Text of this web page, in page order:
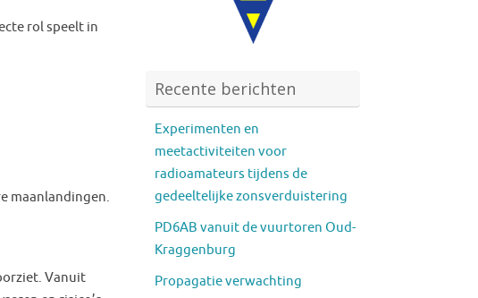
rol speelt in
maanlandingen.
Vanuit
Recente berichten
Experimenten en
meetactiviteiten voor
radioamateurs tijdens de
gedeeltelijke zonsverduistering
PD6AB vanuit de vuurtoren Oud-
Kraggenburg
Propagatie verwachting